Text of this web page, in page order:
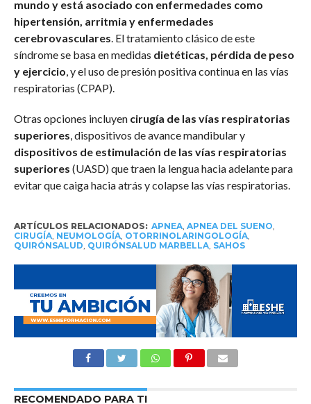
mundo y está asociado con enfermedades como
hipertensión, arritmia y enfermedades
cerebrovasculares . El tratamiento clásico de este
síndrome se basa en medidas dietéticas, pérdida de peso
y ejercicio , y el uso de presión positiva continua en las vías
respiratorias (CPAP).
Otras opciones incluyen cirugía de las vías respiratorias
superiores , dispositivos de avance mandibular y
dispositivos de estimulación de las vías respiratorias
superiores (UASD) que traen la lengua hacia adelante para
evitar que caiga hacia atrás y colapse las vías respiratorias.
ARTÍCULOS RELACIONADOS: APNEA, APNEA DEL SUENO
CIRUGÍA, NEUMOLOGÍA, OTORRINOLARINGOLOGÍA,
QUIRÓNSALUD QUIRÓNSALUD MARBELLA, SAHOS
RECOMENDADO PARA TI